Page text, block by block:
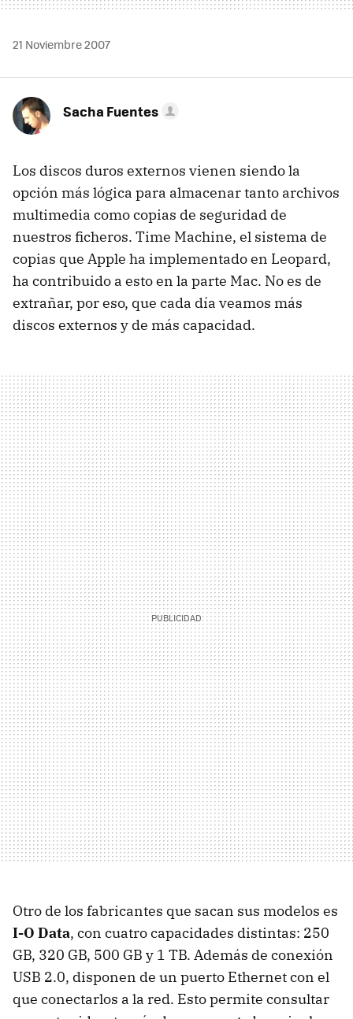
21 Noviembre 2007
Sacha Fuentes
Los discos duros externos vienen siendo la
opción más lógica para almacenar tanto archivos
multimedia como copias de seguridad de
nuestros ficheros. Time Machine, el sistema de
copias que Apple ha implementado en Leopard,
ha contribuido a esto en la parte Mac. No es de
extrañar, por eso, que cada día veamos más
discos externos y de más capacidad.
Otro de los fabricantes que sacan sus modelos es
I-O Data, con cuatro capacidades distintas: 250
GB, 320 GB, 500 GB y 1 TB. Además de conexión
USB 2.0, disponen de un puerto Ethernet con el
que conectarlos a la red. Esto permite consultar